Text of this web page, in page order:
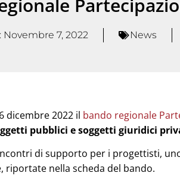
Novembre 7, 2022 News
dicembre 2022 il bando regionale
pubblici e soggetti giuridici
di supporto per i progettisti,
riportate nella scheda del bando.